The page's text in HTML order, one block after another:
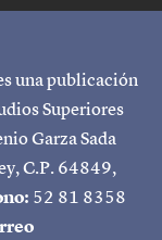
una publicación
Superiores
Garza Sada
C.P. 64849,
52 81 8358